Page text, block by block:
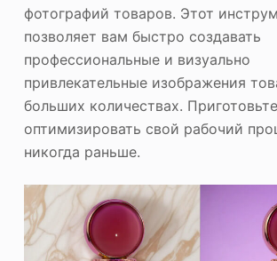
фотографий товаров. Этот
позволяет вам быстро создавать
профессиональные и визуально
привлекательные изображения
больших количествах.
оптимизировать свой рабочий
никогда раньше.